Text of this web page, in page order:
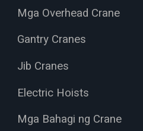
Mga Overhead Crane
Gantry Cranes
Jib Cranes
Electric Hoists
Mga Bahagi ng Crane